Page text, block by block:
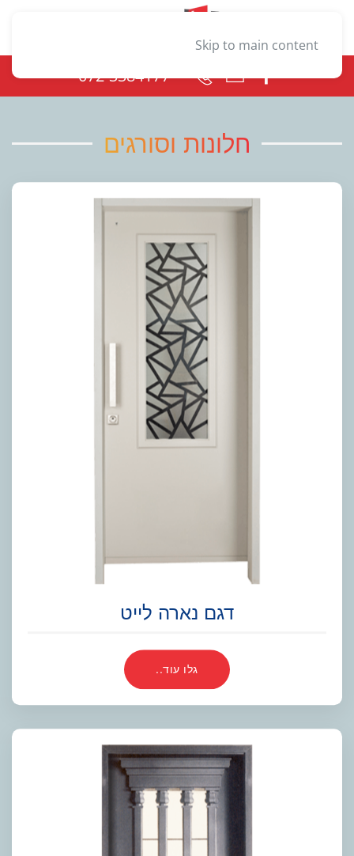
Skip to main content
072-3384177
חלונות וסורגים
דגם נארה לייט
גלו עוד..